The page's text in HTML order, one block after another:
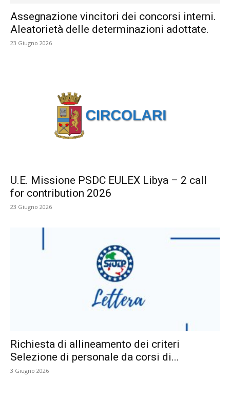
Assegnazione vincitori dei concorsi interni.
Aleatorietà delle determinazioni adottate.
23 Giugno 2026
U.E. Missione PSDC EULEX Libya – 2 call
for contribution 2026
23 Giugno 2026
Richiesta di allineamento dei criteri
Selezione di personale da corsi di...
3 Giugno 2026